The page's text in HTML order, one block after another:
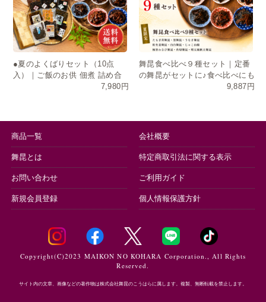
●夏のよくばりセット（10点
入）｜ご飯のお供 佃煮 詰め合
わせ お中元 ギフト 送料無料
7,980円
舞昆食べ比べ９種セット｜定番
の舞昆がセットに♪食べ比べにも
9,887円
商品一覧
舞昆とは
会社概要
特定商取引法に関する表示
お問い合わせ
新規会員登録
ご利用ガイド
個人情報保護方針
Copyright(C)2023 MAIKON NO KOHARA Corporation., All Rights
Reserved.
サイト内の文章、画像などの著作物は株式会社舞昆のこうはらに属します。複製、無断転載を禁止します。